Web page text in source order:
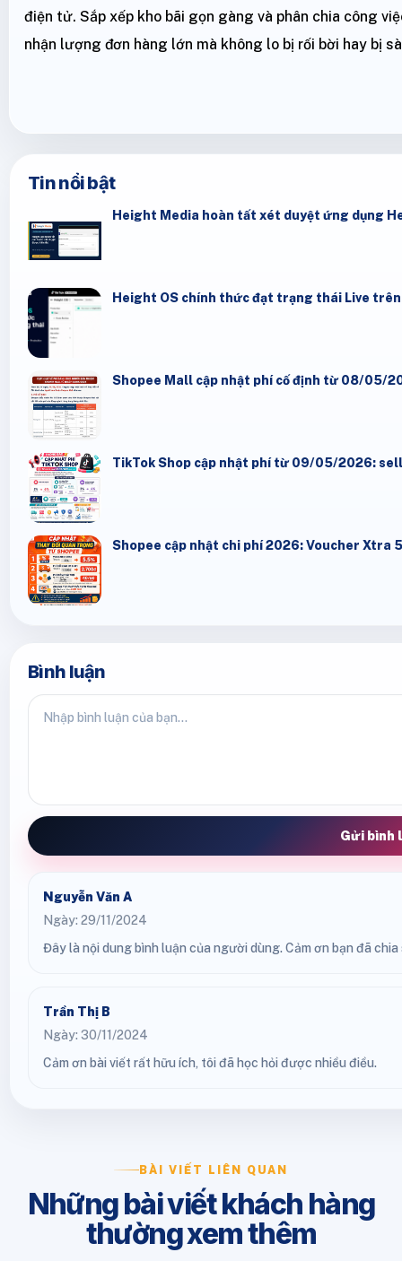
điện tử. Sắp xếp kho bãi gọn gàng và phân chia công
nhận lượng đơn hàng lớn mà không lo bị rối bời hay bị
Tin nổi bật
Height Media hoàn tất xét duyệt ứng dụng
Height OS chính thức đạt trạng thái Live
Shopee Mall cập nhật phí cố định từ 08/05/
TikTok Shop cập nhật phí từ 09/05/2026:
Shopee cập nhật chi phí 2026: Voucher Xtra
Bình luận
Gửi bình
Nguyễn Văn A
Ngày: 29/11/2024
Đây là nội dung bình luận của người dùng. Cảm ơn bạn đã chia
Trần Thị B
Ngày: 30/11/2024
Cảm ơn bài viết rất hữu ích, tôi đã học hỏi được nhiều điều.
BÀI VIẾT LIÊN QUAN
Những bài viết khách hàng
thường xem thêm